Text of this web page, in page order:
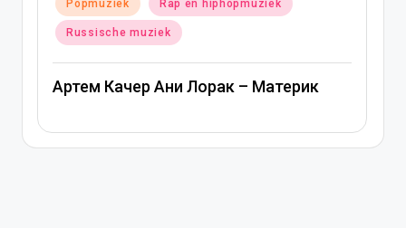
Popmuziek Rap en hiphopmuziek
Russische muziek
Артем Качер Ани Лорак – Материк